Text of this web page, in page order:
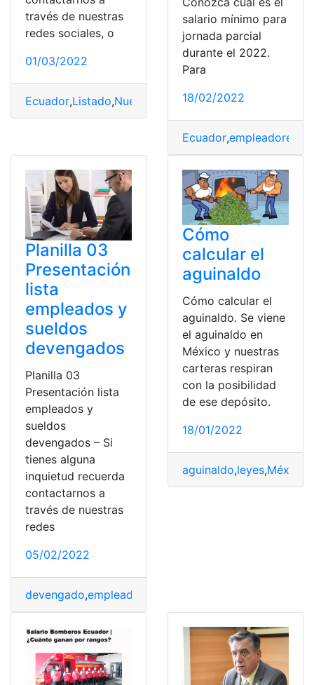
través de nuestras
redes sociales, o
01/03/2022
Ecuador,Listado,Nuevo Policía nacional,sueldos
salario mínimo para
jornada parcial
durante el 2022.
Para
18/02/2022
Ecuador,empleadores
Planilla 03
Presentación
lista
empleados y
sueldos
devengados
Planilla 03
Presentación lista
empleados y
sueldos
devengados – Si
tienes alguna
inquietud recuerda
contactarnos a
través de nuestras
redes
05/02/2022
devengado,empleados
Cómo
calcular el
aguinaldo
Cómo calcular el
aguinaldo. Se viene
el aguinaldo en
México y nuestras
carteras respiran
con la posibilidad
de ese depósito.
18/01/2022
aguinaldo,leyes,México